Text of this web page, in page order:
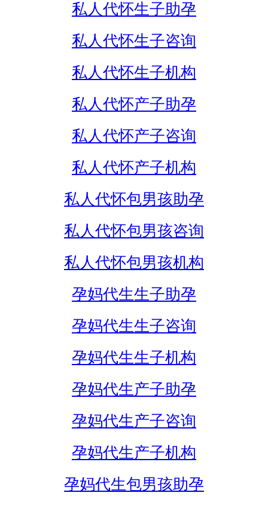
私人代怀生子助孕
私人代怀生子咨询
私人代怀生子机构
私人代怀产子助孕
私人代怀产子咨询
私人代怀产子机构
私人代怀包男孩助孕
私人代怀包男孩咨询
私人代怀包男孩机构
孕妈代生生子助孕
孕妈代生生子咨询
孕妈代生生子机构
孕妈代生产子助孕
孕妈代生产子咨询
孕妈代生产子机构
孕妈代生包男孩助孕